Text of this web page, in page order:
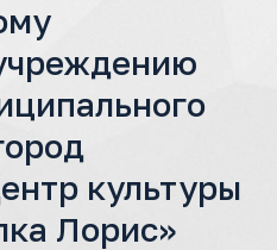
культуры
Лорис»